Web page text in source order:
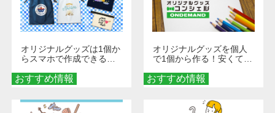
おすすめ情報
オリジナルグッズは1個か
らスマホで作成できる！
くなる巾着＆ポーチ活用
術
おすすめ情報
オリジナルグッズを個人
で1個から作る！安くて簡
秘訣